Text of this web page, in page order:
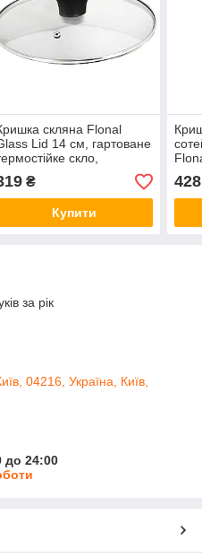
скляна Flonal
Lid 14 см, гартоване
скло,
окантовка,
ручка Soft
для сковорідок
₴
Купити
428
за рік
04216, Україна, Київ,
до 24:00